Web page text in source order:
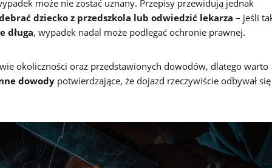
może nie zostać uznany. Przepisy przewidują jednak
dziecko z przedszkola lub odwiedzić lekarza – jeśli
długa, wypadek nadal może podlegać ochronie prawnej.
okoliczności oraz przedstawionych dowodów, dlatego warto
dowody potwierdzające, że dojazd rzeczywiście odbywał